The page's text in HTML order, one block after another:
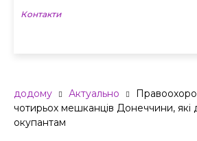
Контакти
додому Актуально
чотирьох мешканців Донеччини, які
окупантам